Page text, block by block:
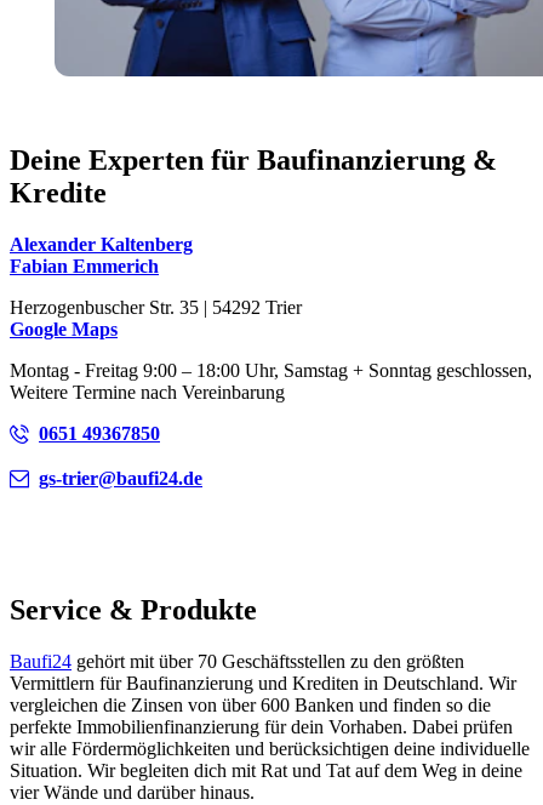
Deine Experten für Baufinanzierung &
Kredite
Alexander Kaltenberg
Fabian Emmerich
Herzogenbuscher Str. 35 | 54292 Trier
Google Maps
Montag - Freitag 9:00 – 18:00 Uhr, Samstag + Sonntag geschlossen,
Weitere Termine nach Vereinbarung
0651 49367850
gs-trier@baufi24.de
Service & Produkte
Baufi24 gehört mit über 70 Geschäftsstellen zu den größten
Vermittlern für Baufinanzierung und Krediten in Deutschland. Wir
vergleichen die Zinsen von über 600 Banken und finden so die
perfekte Immobilienfinanzierung für dein Vorhaben. Dabei prüfen
wir alle Fördermöglichkeiten und berücksichtigen deine individuelle
Situation. Wir begleiten dich mit Rat und Tat auf dem Weg in deine
vier Wände und darüber hinaus.